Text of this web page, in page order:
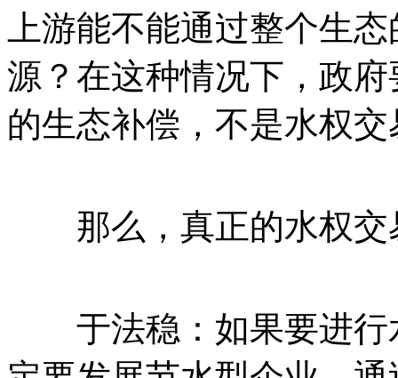
上游能不能通过整个生
源？在这种情况下，政
的生态补偿，不是水权交
那么，真正的水权交
于法稳：如果要进行